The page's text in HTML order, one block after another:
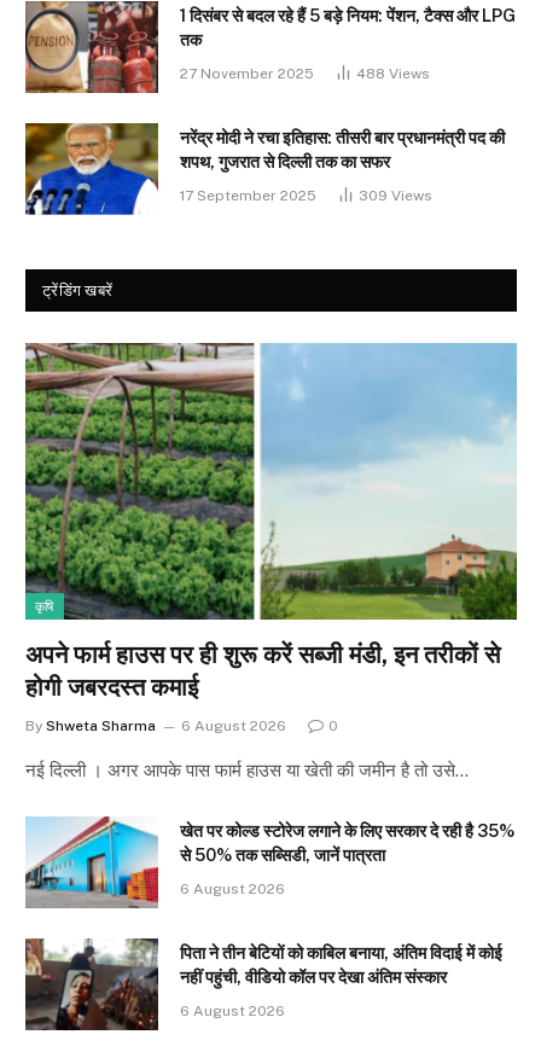
1 दिसंबर से बदल रहे हैं 5 बड़े नियम: पेंशन, टैक्स और LPG
तक
27 November 2025 488 Views
नरेंद्र मोदी ने रचा इतिहास: तीसरी बार प्रधानमंत्री पद की
शपथ, गुजरात से दिल्ली तक का सफर
17 September 2025 309 Views
ट्रेंडिंग खबरें
कृषि
अपने फार्म हाउस पर ही शुरू करें सब्जी मंडी, इन तरीकों से
होगी जबरदस्त कमाई
By Shweta Sharma 6 August 2026 0
नई दिल्ली । अगर आपके पास फार्म हाउस या खेती की जमीन है तो उसे…
खेत पर कोल्ड स्टोरेज लगाने के लिए सरकार दे रही है 35%
से 50% तक सब्सिडी, जानें पात्रता
6 August 2026
पिता ने तीन बेटियों को काबिल बनाया, अंतिम विदाई में कोई
नहीं पहुंची, वीडियो कॉल पर देखा अंतिम संस्कार
6 August 2026